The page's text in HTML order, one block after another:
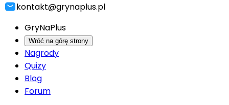
kontakt@grynaplus.pl
GryNaPlus
Wróć na górę strony
Nagrody
Quizy
Blog
Forum